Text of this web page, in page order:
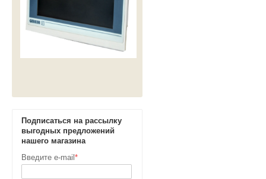
Подписаться на рассылку
выгодных предложений
нашего магазина
Введите e-mail *